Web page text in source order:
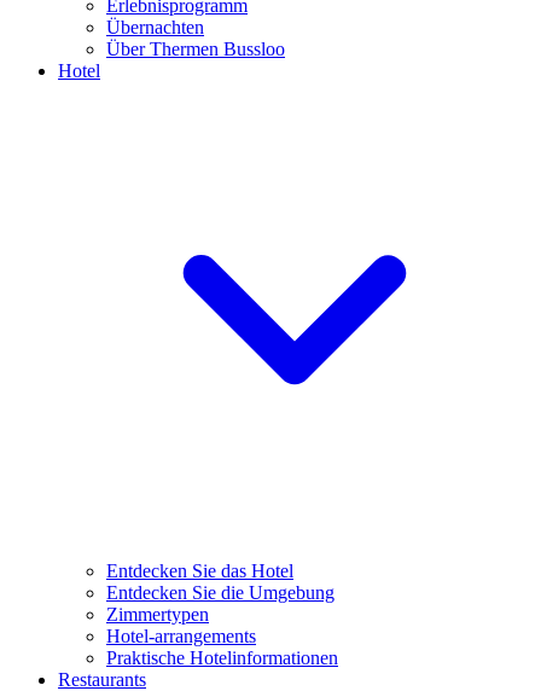
Erlebnisprogramm
Übernachten
Über Thermen Bussloo
Hotel
Entdecken Sie das Hotel
Entdecken Sie die Umgebung
Zimmertypen
Hotel-arrangements
Praktische Hotelinformationen
Restaurants